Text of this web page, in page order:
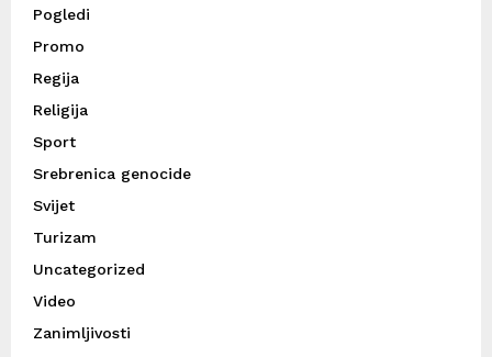
Pogledi
Promo
Regija
Religija
Sport
Srebrenica genocide
Svijet
Turizam
Uncategorized
Video
Zanimljivosti